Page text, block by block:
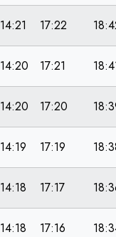
14:21 17:22
14:20 17:21
14:20 17:20
14:19 17:19
14:18 17:17
14:18 17:16